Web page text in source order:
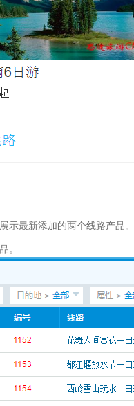
示最新添加的两个线路产品。
。